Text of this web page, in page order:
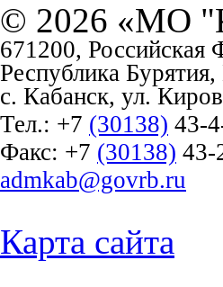
© 2026 «МО
671200, Российская
Республика
с. Кабанск, ул.
Тел.: +7 (30138) 43-
Факс: +7 (30138) 43-
admkab@govrb.ru
Карта сайта